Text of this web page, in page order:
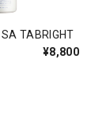
TABRIGHT
¥8,800